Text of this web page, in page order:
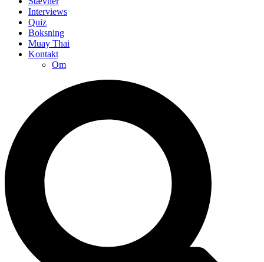
Interviews
Quiz
Boksning
Muay Thai
Kontakt
Om